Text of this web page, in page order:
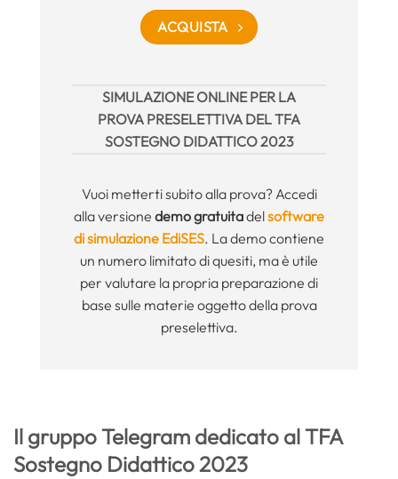
ACQUISTA
SIMULAZIONE ONLINE PER LA
PROVA PRESELETTIVA DEL TFA
SOSTEGNO DIDATTICO 2023
Vuoi metterti subito alla prova? Accedi
alla versione demo gratuitadelsoftware
di simulazione EdiSES. La demo contiene
un numero limitato di quesiti, ma è utile
per valutare la propria preparazione di
base sulle materie oggetto della prova
preselettiva.
Il gruppo Telegram dedicato al TFA
Sostegno Didattico 2023